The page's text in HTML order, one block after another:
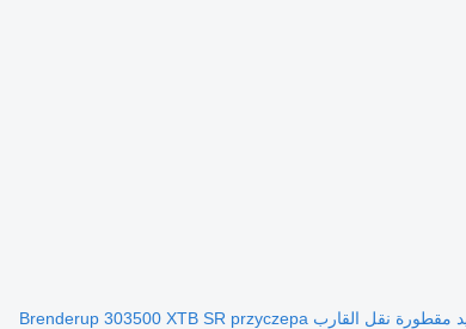
جديد مقطورة نقل القارب Brenderup 303500 XTB SR przyczepa